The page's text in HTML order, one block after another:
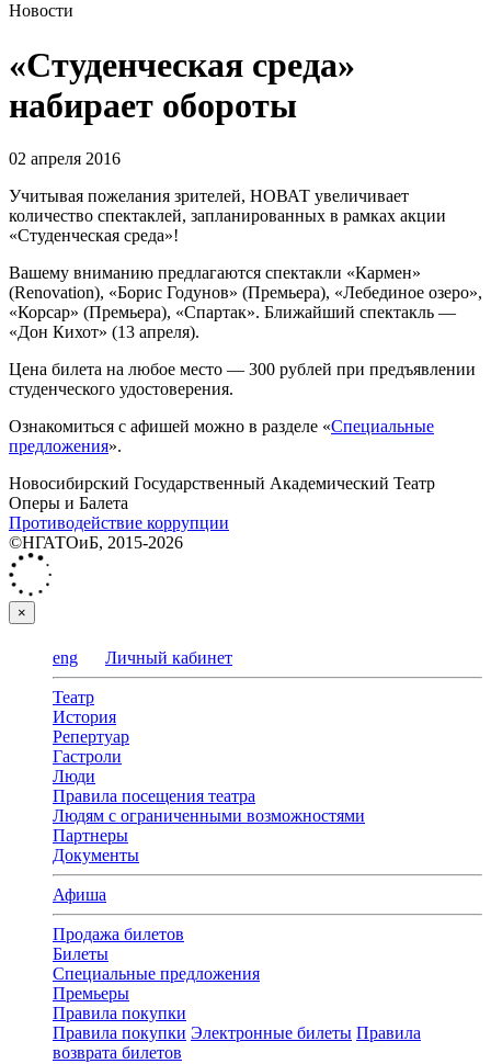
Новости
«Студенческая среда»
набирает обороты
02 апреля 2016
Учитывая пожелания зрителей, НОВАТ увеличивает
количество спектаклей, запланированных в рамках акции
«Студенческая среда»!
Вашему вниманию предлагаются спектакли «Кармен»
(Renovation), «Борис Годунов» (Премьера), «Лебединое озеро»,
«Корсар» (Премьера), «Спартак». Ближайший спектакль —
«Дон Кихот» (13 апреля).
Цена билета на любое место — 300 рублей при предъявлении
студенческого удостоверения.
Ознакомиться с афишей можно в разделе «Специальные
предложения».
Новосибирский Государственный Академический Театр
Оперы и Балета
Противодействие коррупции
©НГАТОиБ, 2015-2026
×
eng Личный кабинет
Театр
История
Репертуар
Гастроли
Люди
Правила посещения театра
Людям с ограниченными возможностями
Партнеры
Документы
Афиша
Продажа билетов
Билеты
Специальные предложения
Премьеры
Правила покупки
Правила покупки Электронные билеты Правила
возврата билетов